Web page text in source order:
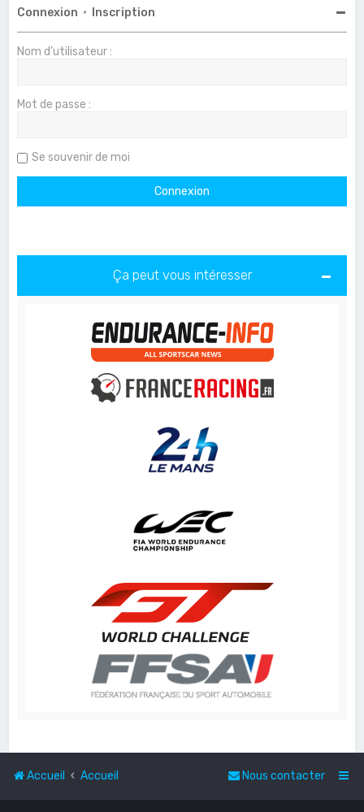
Connexion • Inscription
Nom d’utilisateur :
Mot de passe :
Se souvenir de moi
Ça peut vous intéresser
Accueil Accueil Nous contacter